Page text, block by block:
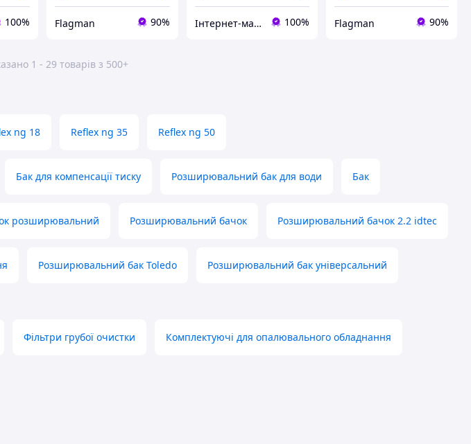
100% Flagman 90% Інтернет-магазин Dominant 100% Flagman 90%
1 - 29 товарів з 500+
ng 18 Reflex ng 35 Reflex ng 50
Бак для компенсації тиску Розширювальний бак для води Бак
розширювальний Розширювальний бачок Розширювальний бачок 2.2 idtec
Розширювальний бак Toledo Розширювальний бак універсальний
Фільтри грубої очистки Комплектуючі для опалювального обладнання